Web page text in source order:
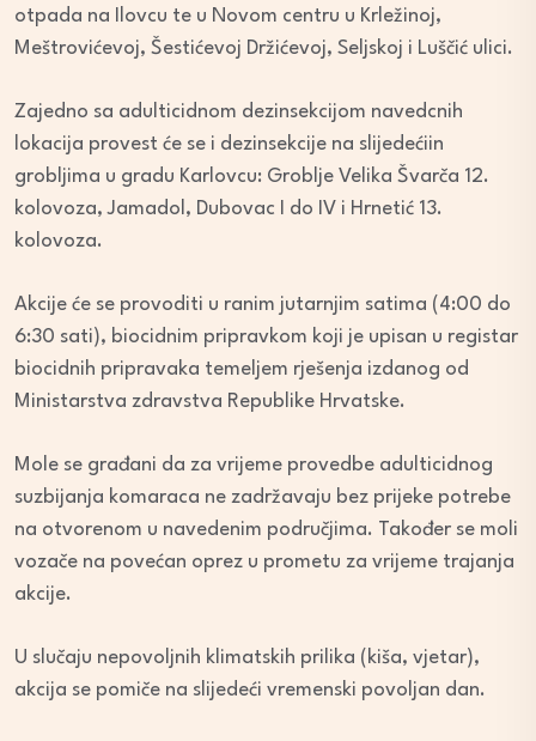
otpada na Ilovcu te u Novom centru u Krležinoj,
Meštrovićevoj, Šestićevoj Držićevoj, Seljskoj i Luščić ulici.
Zajedno sa adulticidnom dezinsekcijom navedcnih
lokacija provest će se i dezinsekcije na slijedećiin
grobljima u gradu Karlovcu: Groblje Velika Švarča 12.
kolovoza, Jamadol, Dubovac I do IV i Hrnetić 13.
kolovoza.
Akcije će se provoditi u ranim jutarnjim satima (4:00 do
6:30 sati), biocidnim pripravkom koji je upisan u registar
biocidnih pripravaka temeljem rješenja izdanog od
Ministarstva zdravstva Republike Hrvatske.
Mole se građani da za vrijeme provedbe adulticidnog
suzbijanja komaraca ne zadržavaju bez prijeke potrebe
na otvorenom u navedenim područjima. Također se moli
vozače na povećan oprez u prometu za vrijeme trajanja
akcije.
U slučaju nepovoljnih klimatskih prilika (kiša, vjetar),
akcija se pomiče na slijedeći vremenski povoljan dan.